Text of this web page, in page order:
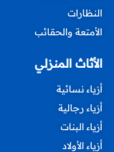
النظارات
الأمتعة والحقائب
الأثاث المنزلي
أزياء نسائية
أزياء رجالية
أزياء البنات
أزياء الأولاد